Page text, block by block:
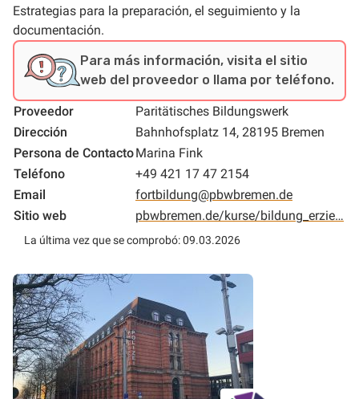
Estrategias para la preparación, el seguimiento y la
documentación.
Para más información, visita el sitio
web del proveedor o llama por teléfono.
Proveedor
Paritätisches Bildungswerk
Dirección
Bahnhofsplatz 14, 28195 Bremen
Persona de ContactoMarina Fink
Teléfono
+49 421 17 47 2154
Email
fortbildung@pbwbremen.de
Sitio web
pbwbremen.de/kurse/bildung_erzie…
La última vez que se comprobó: 09.03.2026